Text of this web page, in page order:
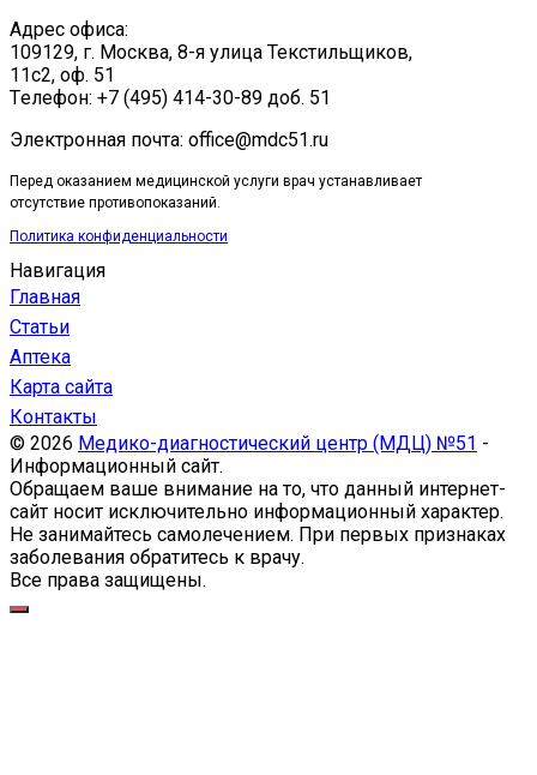
Адрес офиса:
109129, г. Москва, ​8-я улица Текстильщиков,
11с2, оф. 51
Tелефон: +7 (495) 414-30-89 доб. 51
Электронная почта: office@mdc51.ru
Перед оказанием медицинской услуги врач устанавливает
отсутствие противопоказаний.
Политика конфиденциальности
Навигация
Главная
Статьи
Аптека
Карта сайта
Контакты
© 2026 Медико-диагностический центр (МДЦ) №51 -
Информационный сайт.
Обращаем ваше внимание на то, что данный интернет-
сайт носит исключительно информационный характер.
Не занимайтесь самолечением. При первых признаках
заболевания обратитесь к врачу.
Все права защищены.